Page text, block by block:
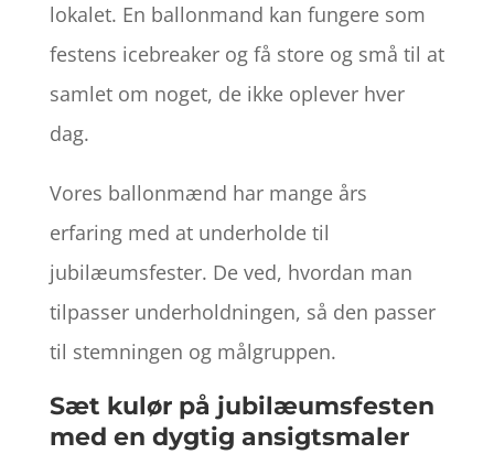
lokalet. En ballonmand kan fungere som
festens icebreaker og få store og små til at
samlet om noget, de ikke oplever hver
dag.
Vores ballonmænd har mange års
erfaring med at underholde til
jubilæumsfester. De ved, hvordan man
tilpasser underholdningen, så den passer
til stemningen og målgruppen.
Sæt kulør på jubilæumsfesten
med en dygtig ansigtsmaler